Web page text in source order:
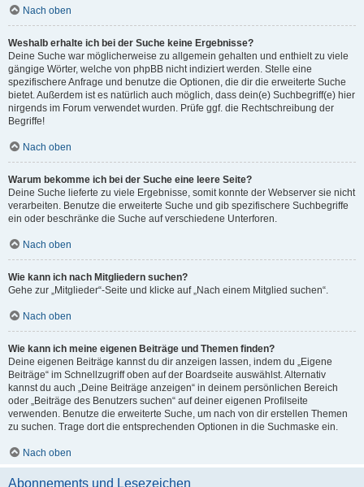
Nach oben
Weshalb erhalte ich bei der Suche keine Ergebnisse?
Deine Suche war möglicherweise zu allgemein gehalten und enthielt zu viele
gängige Wörter, welche von phpBB nicht indiziert werden. Stelle eine
spezifischere Anfrage und benutze die Optionen, die dir die erweiterte Suche
bietet. Außerdem ist es natürlich auch möglich, dass dein(e) Suchbegriff(e) hier
nirgends im Forum verwendet wurden. Prüfe ggf. die Rechtschreibung der
Begriffe!
Nach oben
Warum bekomme ich bei der Suche eine leere Seite?
Deine Suche lieferte zu viele Ergebnisse, somit konnte der Webserver sie nicht
verarbeiten. Benutze die erweiterte Suche und gib spezifischere Suchbegriffe
ein oder beschränke die Suche auf verschiedene Unterforen.
Nach oben
Wie kann ich nach Mitgliedern suchen?
Gehe zur „Mitglieder“-Seite und klicke auf „Nach einem Mitglied suchen“.
Nach oben
Wie kann ich meine eigenen Beiträge und Themen finden?
Deine eigenen Beiträge kannst du dir anzeigen lassen, indem du „Eigene
Beiträge“ im Schnellzugriff oben auf der Boardseite auswählst. Alternativ
kannst du auch „Deine Beiträge anzeigen“ in deinem persönlichen Bereich
oder „Beiträge des Benutzers suchen“ auf deiner eigenen Profilseite
verwenden. Benutze die erweiterte Suche, um nach von dir erstellen Themen
zu suchen. Trage dort die entsprechenden Optionen in die Suchmaske ein.
Nach oben
Abonnements und Lesezeichen